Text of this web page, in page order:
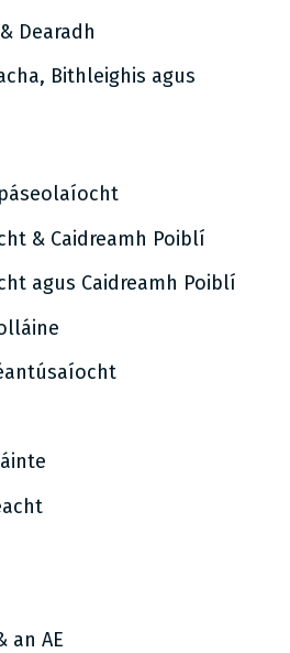
Dearadh
Bithleighis agus
& Caidreamh Poiblí
agus Caidreamh Poiblí
an AE